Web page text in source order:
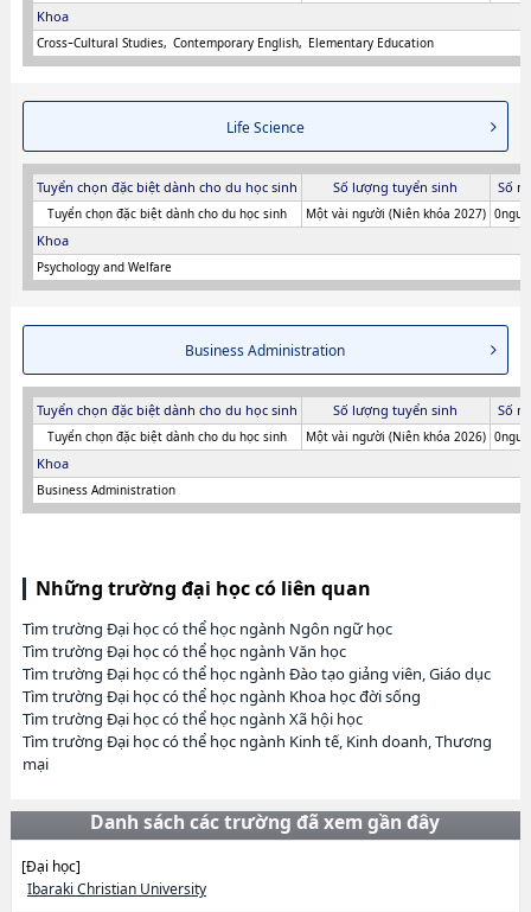
Khoa
CrossｰCultural Studies Contemporary English Elementary Education
Life Science
Tuyển chọn đặc biệt dành cho du học sinh Số lượng tuyển sinh Số
Tuyển chọn đặc biệt dành cho du học sinh Một vài người (Niên khóa 2027)
Khoa
Psychology and Welfare
Business Administration
Tuyển chọn đặc biệt dành cho du học sinh Số lượng tuyển sinh Số
Tuyển chọn đặc biệt dành cho du học sinh Một vài người (Niên khóa 2026)
Khoa
Business Administration
Những trường đại học có liên quan
Tìm trường Đại học có thể học ngành Ngôn ngữ học
Tìm trường Đại học có thể học ngành Văn học
Tìm trường Đại học có thể học ngành Đào tạo giảng viên, Giáo dục
Tìm trường Đại học có thể học ngành Khoa học đời sống
Tìm trường Đại học có thể học ngành Xã hội học
Tìm trường Đại học có thể học ngành Kinh tế, Kinh doanh, Thương
mại
Danh sách các trường đã xem gần đây
[Đại học]
Ibaraki Christian University